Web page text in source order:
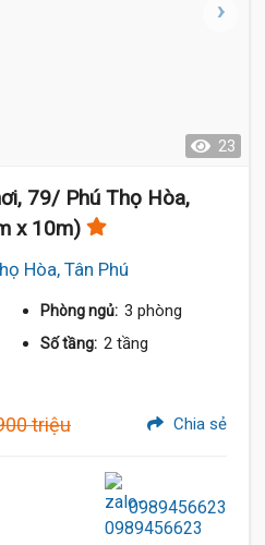
23
79/ Phú Thọ Hòa,
x 10m)
Hòa, Tân Phú
Phòng ngủ: 3 phòng
Số tầng: 2 tầng
triệu Chia sẻ
0989456623